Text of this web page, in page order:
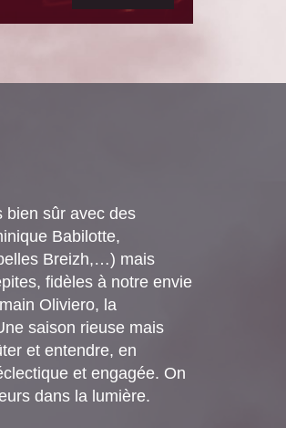
bien sûr avec des
Babilotte,
Breizh,…) mais
fidèles à notre envie
Oliviero, la
saison rieuse mais
et entendre, en
et engagée. On
dans la lumière.